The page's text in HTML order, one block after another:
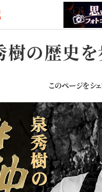
樹の歴史を
このページをシ